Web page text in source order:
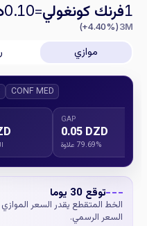
1فرنك كونغولي=
0.10
3M
(+4.40%)
موازي
CONF MED
GAP
0.05 DZD
79.69% علاوة
توقع 30 يوما
الخط المتقطع يقدر السعر الموازي
السعر الرسمي.